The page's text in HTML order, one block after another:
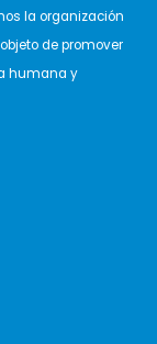
la organización
de promover
humana y